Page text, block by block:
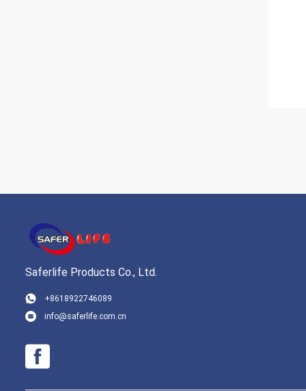
Saferlife Products Co., Ltd.
+8618922746089
info@saferlife.com.cn